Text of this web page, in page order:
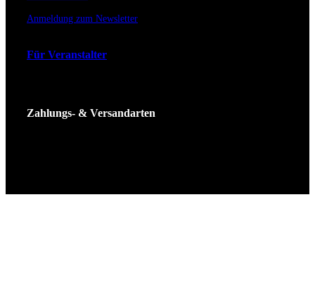
Anmeldung zum Newsletter
Für Veranstalter
Zahlungs- & Versandarten